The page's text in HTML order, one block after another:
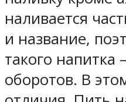
наливается
и название,
такого
оборотов. В